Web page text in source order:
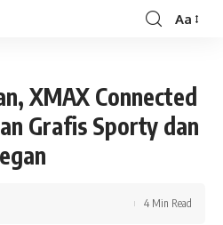
Font
Aa
XMAX Connected
Grafis Sporty dan
4 Min Read